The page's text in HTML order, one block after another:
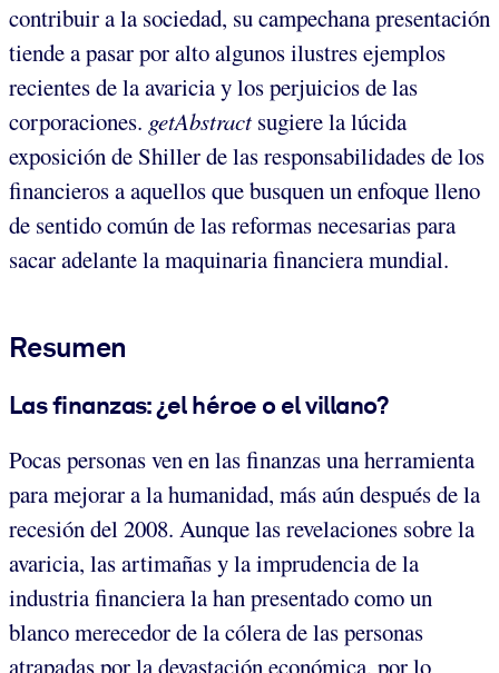
contribuir a la sociedad, su campechana presentación
tiende a pasar por alto algunos ilustres ejemplos
recientes de la avaricia y los perjuicios de las
corporaciones. getAbstract sugiere la lúcida
exposición de Shiller de las responsabilidades de los
financieros a aquellos que busquen un enfoque lleno
de sentido común de las reformas necesarias para
sacar adelante la maquinaria financiera mundial.
Resumen
Las finanzas: ¿el héroe o el villano?
Pocas personas ven en las finanzas una herramienta
para mejorar a la humanidad, más aún después de la
recesión del 2008. Aunque las revelaciones sobre la
avaricia, las artimañas y la imprudencia de la
industria financiera la han presentado como un
blanco merecedor de la cólera de las personas
atrapadas por la devastación económica, por lo